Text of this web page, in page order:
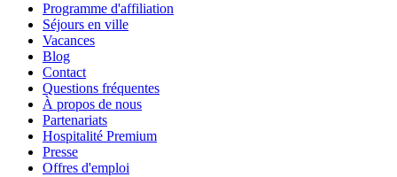
Programme d'affiliation
Séjours en ville
Vacances
Blog
Contact
Questions fréquentes
À propos de nous
Partenariats
Hospitalité Premium
Presse
Offres d'emploi